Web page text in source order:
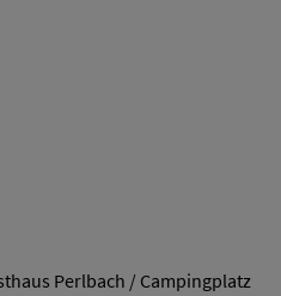
Perlbach / Campingplatz